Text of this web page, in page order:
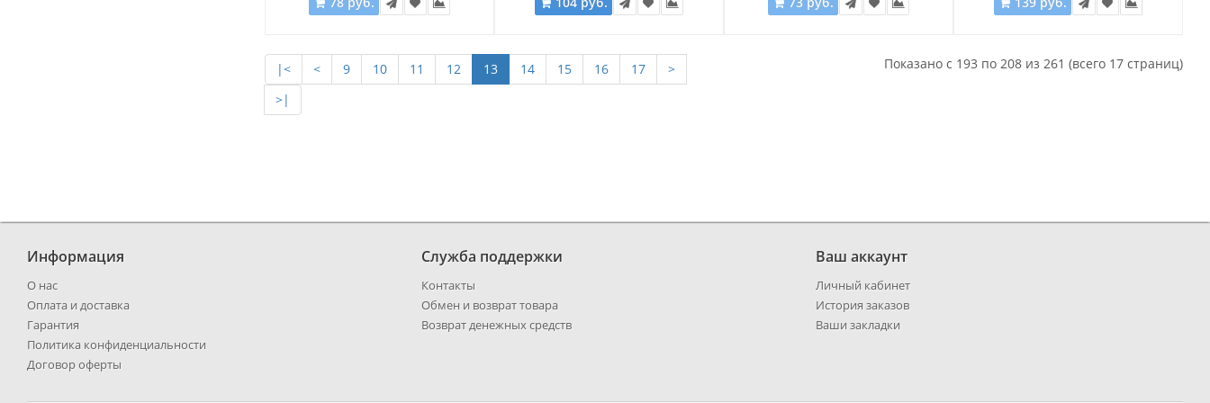
|< < 9 10 11 12 13 14 15 16 17
>
>|
Показано с 193 по 208 из 261 (всего 17 страниц)
Информация
О нас
Оплата и доставка
Гарантия
Политика конфиденциальности
Договор оферты
Служба поддержки
Контакты
Обмен и возврат товара
Возврат денежных средств
Ваш аккаунт
Личный кабинет
История заказов
Ваши закладки